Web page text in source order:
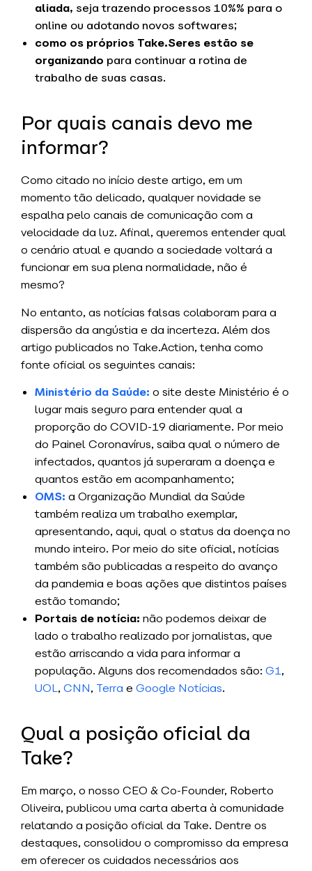
aliada, seja trazendo processos 10%% para o
online ou adotando novos softwares;
como os próprios Take.Seres estão se
organizando para continuar a rotina de
trabalho de suas casas.
Por quais canais devo me
informar?
Como citado no início deste artigo, em um
momento tão delicado, qualquer novidade se
espalha pelo canais de comunicação com a
velocidade da luz. Afinal, queremos entender qual
o cenário atual e quando a sociedade voltará a
funcionar em sua plena normalidade, não é
mesmo?
No entanto, as notícias falsas colaboram para a
dispersão da angústia e da incerteza. Além dos
artigo publicados no Take.Action, tenha como
fonte oficial os seguintes canais:
Ministério da Saúde: o site deste Ministério é o
lugar mais seguro para entender qual a
proporção do COVID-19 diariamente. Por meio
do Painel Coronavírus, saiba qual o número de
infectados, quantos já superaram a doença e
quantos estão em acompanhamento;
OMS: a Organização Mundial da Saúde
também realiza um trabalho exemplar,
apresentando, aqui, qual o status da doença no
mundo inteiro. Por meio do site oficial, notícias
também são publicadas a respeito do avanço
da pandemia e boas ações que distintos países
estão tomando;
Portais de notícia: não podemos deixar de
lado o trabalho realizado por jornalistas, que
estão arriscando a vida para informar a
população. Alguns dos recomendados são: G1,
UOL, CNN, Terrae Google Notícias.
Qual a posição oficial da
Take?
Em março, o nosso CEO & Co-Founder, Roberto
Oliveira, publicou uma carta aberta à comunidade
relatando a posição oficial da Take. Dentre os
destaques, consolidou o compromisso da empresa
em oferecer os cuidados necessários aos